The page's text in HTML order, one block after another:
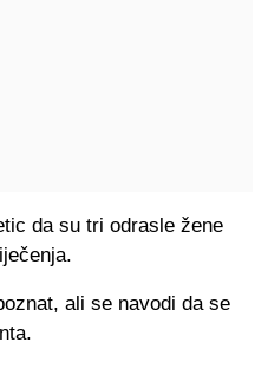
da su tri odrasle žene
ali se navodi da se